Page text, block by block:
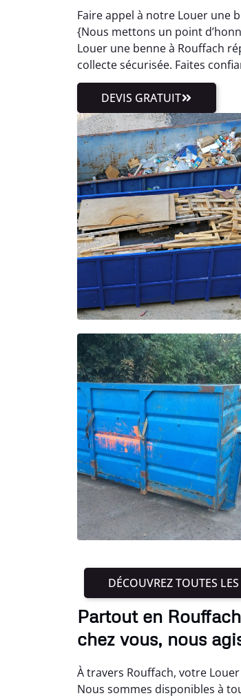
Faire appel à notre Louer une
{Nous mettons un point
Louer une benne à Rouffach
collecte sécurisée. Faites
DEVIS GRATUIT
DÉCOUVREZ TOUTES
Partout en
chez vous, nous
À travers Rouffach, votre
Nous sommes disponibles à